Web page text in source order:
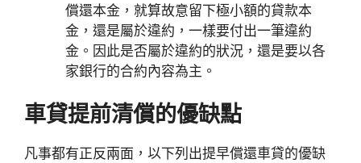
償還本金，就算故意留下極小額的貸款本
金，還是屬於違約，一樣要付出一筆違約
金。因此是否屬於違約的狀況，還是要以各
家銀行的合約內容為主。
車貸提前清償的優缺點
凡事都有正反兩面，以下列出提早償還車貸的優缺